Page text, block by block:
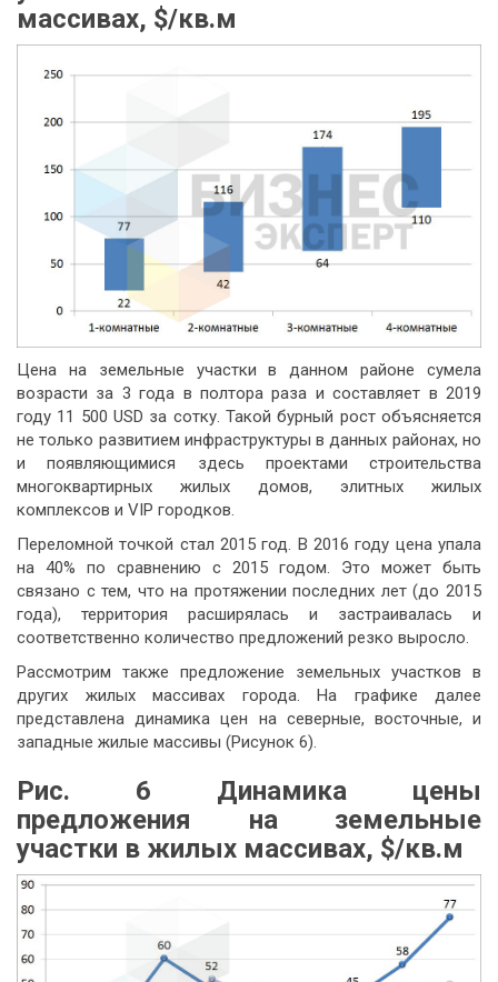
массивах, $/кв.м
Цена на земельные участки в данном районе сумела
возрасти за 3 года в полтора раза и составляет в 2019
году 11 500 USD за сотку. Такой бурный рост объясняется
не только развитием инфраструктуры в данных районах, но
и появляющимися здесь проектами строительства
многоквартирных жилых домов, элитных жилых
комплексов и VIP городков.
Переломной точкой стал 2015 год. В 2016 году цена упала
на 40% по сравнению с 2015 годом. Это может быть
связано с тем, что на протяжении последних лет (до 2015
года), территория расширялась и застраивалась и
соответственно количество предложений резко выросло.
Рассмотрим также предложение земельных участков в
других жилых массивах города. На графике далее
представлена динамика цен на северные, восточные, и
западные жилые массивы (Рисунок 6).
Рис. 6 Динамика цены
предложения на земельные
участки в жилых массивах, $/кв.м